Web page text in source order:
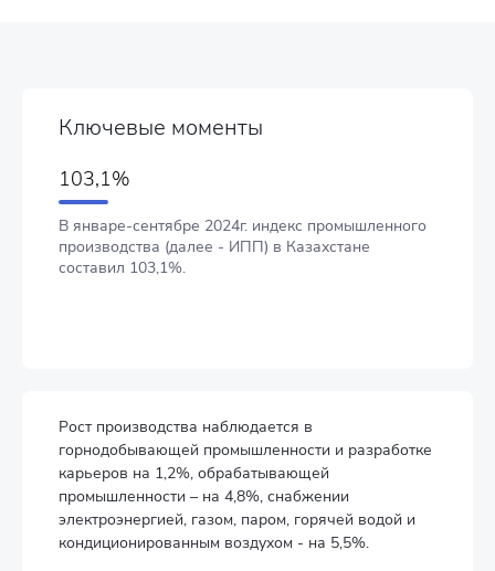
Ключевые моменты
103,1%
В январе-сентябре 2024г. индекс промышленного
производства (далее - ИПП) в Казахстане
составил 103,1%.
Рост производства наблюдается в
горнодобывающей промышленности и разработке
карьеров на 1,2%, обрабатывающей
промышленности – на 4,8%, снабжении
электроэнергией, газом, паром, горячей водой и
кондиционированным воздухом - на 5,5%.